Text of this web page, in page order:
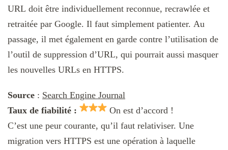
URL doit être individuellement reconnue, recrawlée et
retraitée par Google. Il faut simplement patienter. Au
passage, il met également en garde contre l’utilisation de
l’outil de suppression d’URL, qui pourrait aussi masquer
les nouvelles URLs en HTTPS.
Source : Search Engine Journal
Taux de fiabilité :
On est d’accord !
C’est une peur courante, qu’il faut relativiser. Une
migration vers HTTPS est une opération à laquelle